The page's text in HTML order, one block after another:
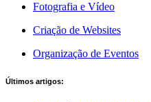
Fotografia e Vídeo
Criação de Websites
Organização de Eventos
Últimos artigos: